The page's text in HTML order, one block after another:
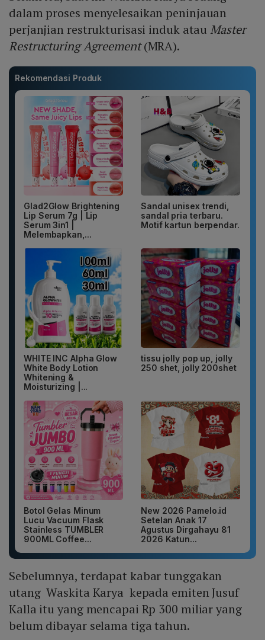
dalam proses menyelesaikan peninjauan
perjanjian restrukturisasi induk atau Master
Restructuring Agreement(MRA).
Rekomendasi Produk
Glad2Glow Brightening
Lip Serum 7g | Lip
Serum 3in1 |
Melembapkan,...
Sandal unisex trendi,
sandal pria terbaru.
Motif kartun berpendar.
WHITE INC Alpha Glow
White Body Lotion
Whitening &
Moisturizing |...
tissu jolly pop up, jolly
250 shet, jolly 200shet
Botol Gelas Minum
Lucu Vacuum Flask
Stainless TUMBLER
900ML Coffee...
New 2026 Pamelo.id
Setelan Anak 17
Agustus Dirgahayu 81
2026 Katun...
Sebelumnya, terdapat kabar tunggakan
utang Waskita Karya kepada emiten Jusuf
Kalla itu yang mencapai Rp 300 miliar yang
belum dibayar selama tiga tahun.